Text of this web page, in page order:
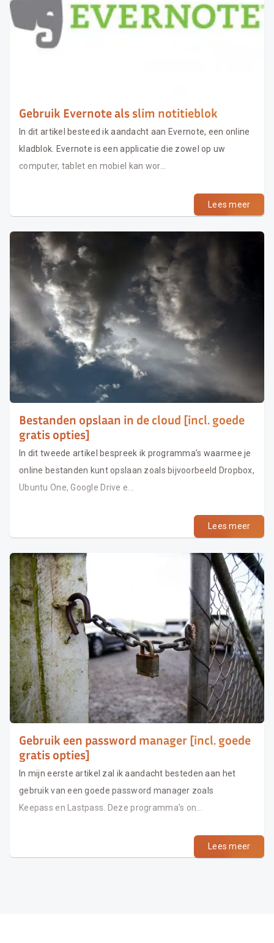
Gebruik Evernote als slim notitieblok
In dit artikel besteed ik aandacht aan Evernote, een online
kladblok. Evernote is een applicatie die zowel op uw
computer, tablet en mobiel kan wor...
Lees meer
Bestanden opslaan in de cloud [incl. goede
gratis opties]
In dit tweede artikel bespreek ik programma’s waarmee je
online bestanden kunt opslaan zoals bijvoorbeeld Dropbox,
Ubuntu One, Google Drive e...
Lees meer
Gebruik een password manager [incl. goede
gratis opties]
In mijn eerste artikel zal ik aandacht besteden aan het
gebruik van een goede password manager zoals
Keepass en Lastpass. Deze programma’s on...
Lees meer